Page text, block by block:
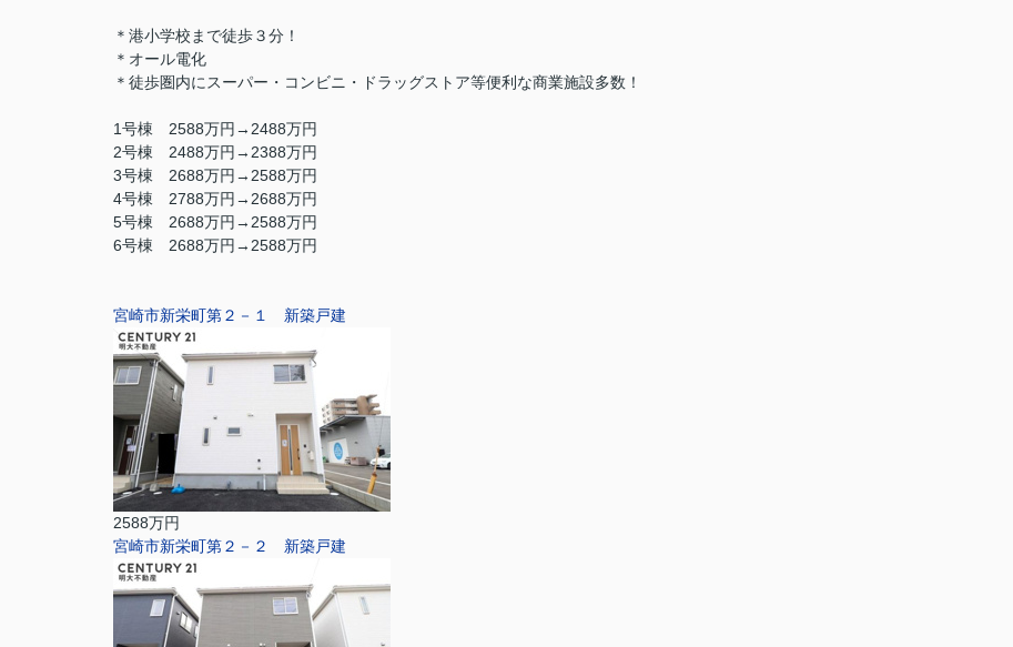
＊港小学校まで徒歩３分！
＊オール電化
＊徒歩圏内にスーパー・コンビニ・ドラッグストア等便利な商業施設多数！
1号棟 2588万円→2488万円
2号棟 2488万円→2388万円
3号棟 2688万円→2588万円
4号棟 2788万円→2688万円
5号棟 2688万円→2588万円
6号棟 2688万円→2588万円
宮崎市新栄町第２－１ 新築戸建
2588万円
宮崎市新栄町第２－２ 新築戸建